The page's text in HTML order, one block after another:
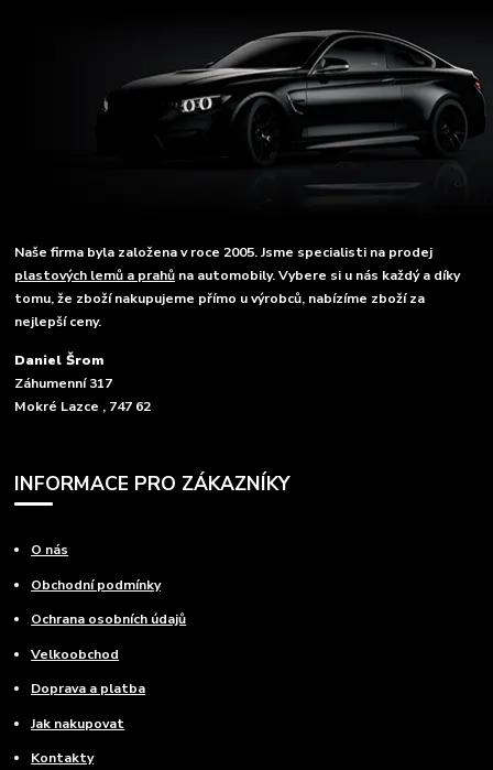
Naše firma byla založena v roce 2005. Jsme specialisti na prodej
plastových lemů a prahů na automobily. Vybere si u nás každý a díky
tomu, že zboží nakupujeme přímo u výrobců, nabízíme zboží za
nejlepší ceny.
Daniel Šrom
Záhumenní 317
Mokré Lazce , 747 62
INFORMACE PRO ZÁKAZNÍKY
O nás
Obchodní podmínky
Ochrana osobních údajů
Velkoobchod
Doprava a platba
Jak nakupovat
Kontakty